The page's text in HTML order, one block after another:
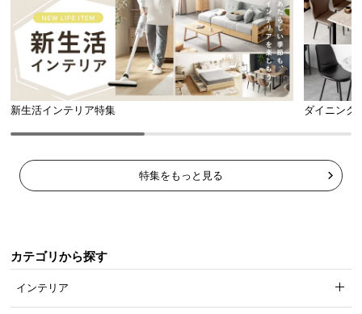
耐荷重 約15kg
カラーバリエーション
新生活インテリア特集 ダイニング
特集をもっと見る
カテゴリから探す
インテリア